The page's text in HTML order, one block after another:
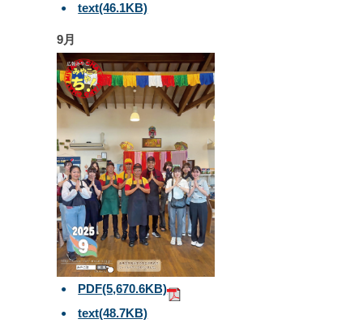
text(46.1KB)
9月
PDF(5,670.6KB)
text(48.7KB)